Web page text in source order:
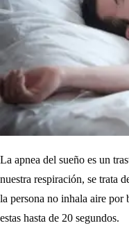
La apnea del sueño es un
nuestra respiración, se trata
la persona no inhala aire por
estas hasta de 20 segundos.